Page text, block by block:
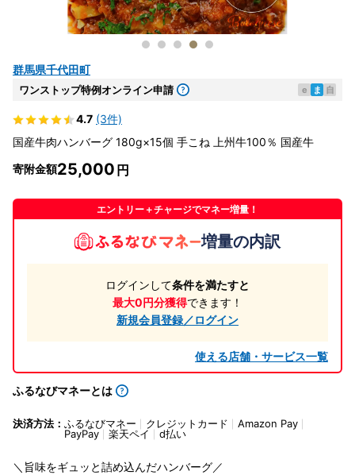
群馬県千代田町
ワンストップ特例オンライン申請 e ま 自
4.7 (3件)
国産牛肉ハンバーグ 180g×15個 手こね 上州牛100％ 国産牛
寄附金額25,000
エントリー＋チャージでマネー増量！
増量の内訳
ログインして条件を満たすと
最大0円分獲得できます！
新規会員登録／ログイン
使える店舗・サービス一覧
ふるなびマネーとは
決済方法： ふるなびマネー クレジットカード
Amazon Pay
PayPay
楽天ペイ d払い
＼旨味をギュッと詰め込んだハンバーグ／